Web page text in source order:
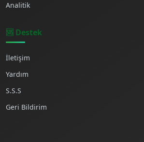
Analitik
🆘 Destek
İletişim
Yardım
S.S.S
Geri Bildirim